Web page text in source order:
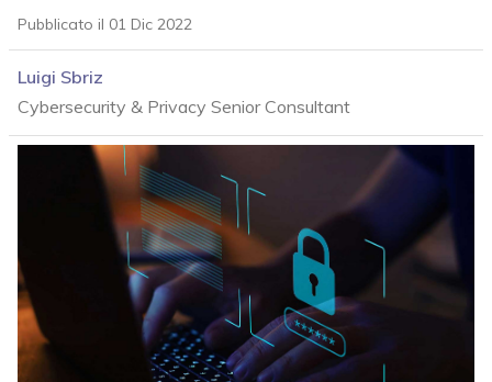
Pubblicato il 01 Dic 2022
Luigi Sbriz
Cybersecurity & Privacy Senior Consultant